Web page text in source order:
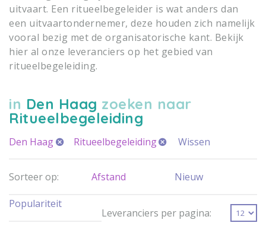
uitvaart. Een ritueelbegeleider is wat anders dan
een uitvaartondernemer, deze houden zich namelijk
vooral bezig met de organisatorische kant. Bekijk
hier al onze leveranciers op het gebied van
ritueelbegeleiding.
in Den Haag zoeken naar
Ritueelbegeleiding
Den Haag Ritueelbegeleiding Wissen
Sorteer op: Afstand Nieuw
Populariteit
Leveranciers per pagina: